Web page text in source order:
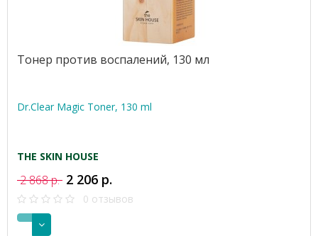
Тонер против воспалений, 130 мл
Dr.Clear Magic Toner, 130 ml
THE SKIN HOUSE
2 868 р. 2 206 р.
0 отзывов